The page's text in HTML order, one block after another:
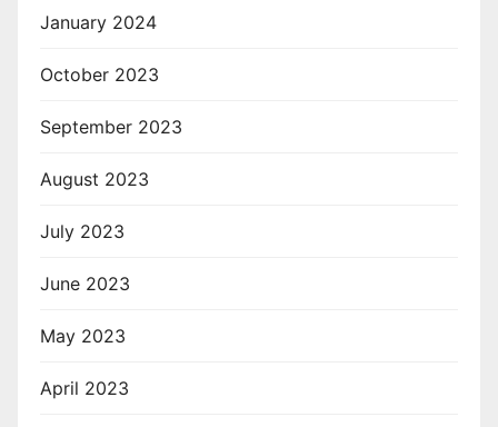
January 2024
October 2023
September 2023
August 2023
July 2023
June 2023
May 2023
April 2023